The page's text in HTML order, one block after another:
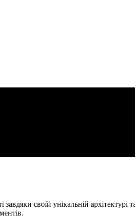
завдяки своїй унікальній